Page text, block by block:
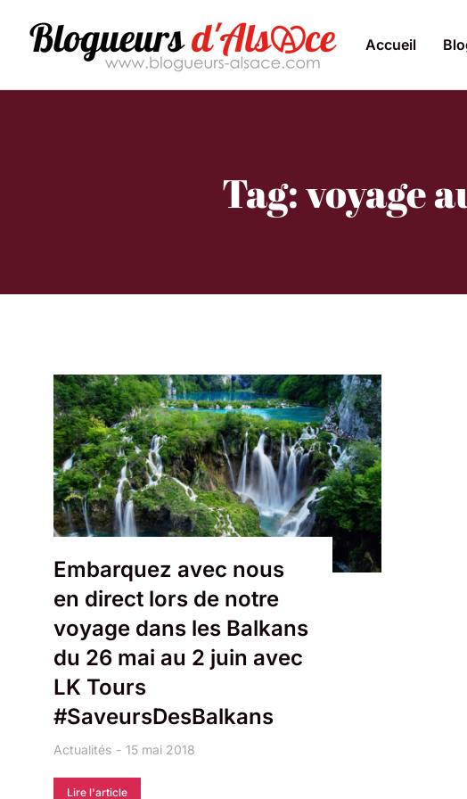
Accueil
Tag: voyage
Embarquez avec nous
en direct lors de notre
voyage dans les Balkans
du 26 mai au 2 juin avec
LK Tours
#SaveursDesBalkans
Actualités 15 mai 2018
Lire l'article